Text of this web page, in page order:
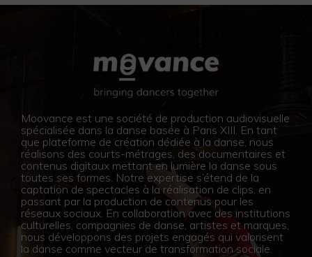
Moovance est une société de production audiovisuelle
spécialisée dans la danse basée à Paris XIII. En tant
que plateforme de création dédiée à la danse, nous
réalisons des courts-métrages, des documentaires et
contenus digitaux mettant en lumière la danse sous
toutes ses formes. Notre expertise s’étend de la
captation de spectacles à la réalisation de clips, en
passant par la production de contenus pour les
réseaux sociaux. En collaboration avec des institutions
culturelles, compagnies de danse, artistes et marques,
nous développons des projets engagés qui valorisent
la danse comme vecteur de transformation sociale.